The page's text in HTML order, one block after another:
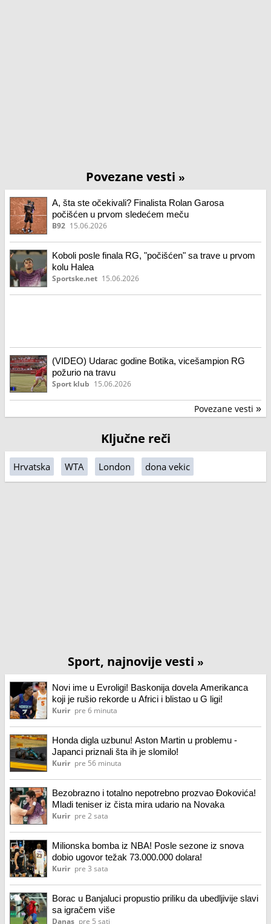
Povezane vesti »
A, šta ste očekivali? Finalista Rolan Garosa
počišćen u prvom sledećem meču
B92 15.06.2026
Koboli posle finala RG, "počišćen" sa trave u prvom
kolu Halea
Sportske.net 15.06.2026
(VIDEO) Udarac godine Botika, vicešampion RG
požurio na travu
Sport klub 15.06.2026
Povezane vesti »
Ključne reči
Hrvatska WTA London dona vekic
Sport, najnovije vesti »
Novi ime u Evroligi! Baskonija dovela Amerikanca
koji je rušio rekorde u Africi i blistao u G ligi!
Kurir pre 6 minuta
Honda digla uzbunu! Aston Martin u problemu -
Japanci priznali šta ih je slomilo!
Kurir pre 56 minuta
Bezobrazno i totalno nepotrebno prozvao Đokovića!
Mladi teniser iz čista mira udario na Novaka
Kurir pre 2 sata
Milionska bomba iz NBA! Posle sezone iz snova
dobio ugovor težak 73.000.000 dolara!
Kurir pre 3 sata
Borac u Banjaluci propustio priliku da ubedljivije slavi
sa igračem više
Danas pre 5 sati